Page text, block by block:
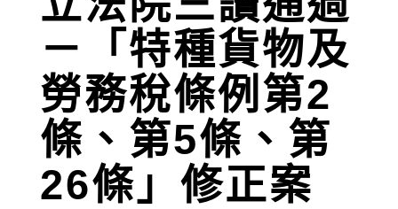
－「特種貨物及
勞務稅條例第2
條、第5條、第
26條」修正案